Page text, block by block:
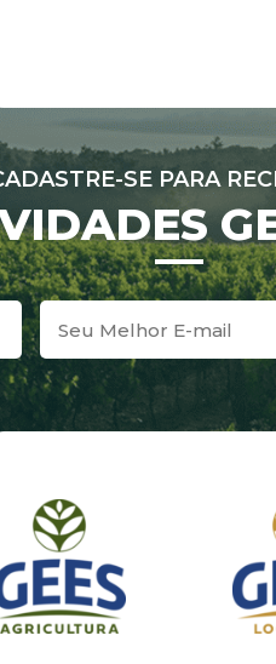
SE PARA